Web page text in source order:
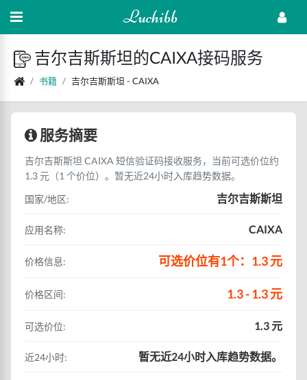
Luchibb
吉尔吉斯斯坦的CAIXA接码服务
书籍 吉尔吉斯斯坦 - CAIXA
服务摘要
吉尔吉斯斯坦 CAIXA 短信验证码接收服务，当前可选价位约
1.3 元（1 个价位）。暂无近24小时入库趋势数据。
国家/地区:
吉尔吉斯斯坦
应用名称: CAIXA
价格信息: 可选价位有1个：1.3 元
价格区间: 1.3 - 1.3 元
可选价位: 1.3 元
近24小时: 暂无近24小时入库趋势数据。